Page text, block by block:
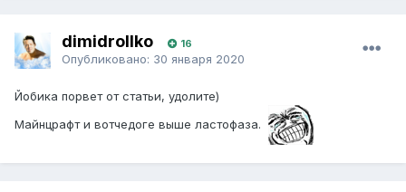
dimidrollko 16
Опубликовано: 30 января 2020
Йобика порвет от статьи, удолите)
Майнцрафт и вотчедоге выше ластофаза.